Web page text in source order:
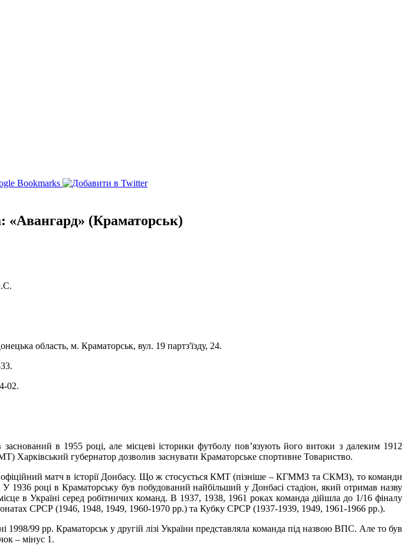
«Авангард» (Краматорськ)
область, м. Краматорськ, вул. 19 партз'їзду, 24.
02.
в 1955 році, але місцеві історики футболу пов’язують його витоки з далеким 1912
Харківський губернатор дозволив заснувати Краматорське спортивне Товариство.
офіційний матч в історії Донбасу. Що ж стосується КМТ (пізніше – КГММЗ та СКМЗ), то команди
1936 році в Краматорську був побудований найбільший у Донбасі стадіон, який отримав назву
в Україні серед робітничих команд. В 1937, 1938, 1961 роках команда дійшла до 1/16 фіналу
СРСР (1946, 1948, 1949, 1960-1970 рр.) та Кубку СРСР (1937-1939, 1949, 1961-1966 рр.).
99 рр. Краматорськ у другій лізі України представляла команда під назвою ВПС. Але то був
– мінус 1.